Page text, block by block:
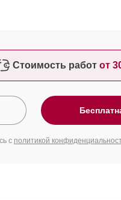
Стоимость работ от
с политикой